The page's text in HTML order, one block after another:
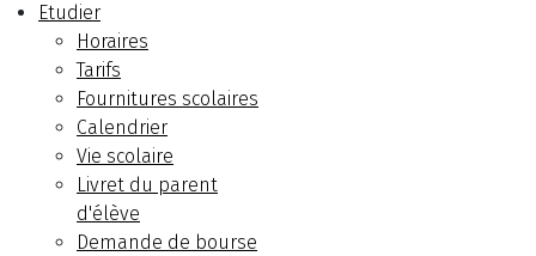
Etudier
Horaires
Tarifs
Fournitures scolaires
Calendrier
Vie scolaire
Livret du parent
d'élève
Demande de bourse